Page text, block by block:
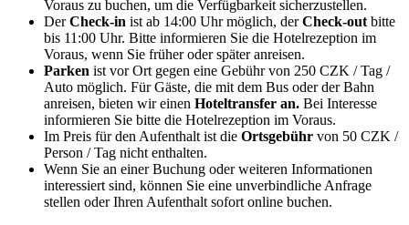
Voraus zu buchen, um die Verfügbarkeit sicherzustellen.
DerCheck-in ist ab 14:00 Uhr möglich, derCheck-out bitte
bis 11:00 Uhr. Bitte informieren Sie die Hotelrezeption im
Voraus, wenn Sie früher oder später anreisen.
Parken ist vor Ort gegen eine Gebühr von 250 CZK / Tag /
Auto möglich. Für Gäste, die mit dem Bus oder der Bahn
anreisen, bieten wir einen Hoteltransfer an. Bei Interesse
informieren Sie bitte die Hotelrezeption im Voraus.
Im Preis für den Aufenthalt ist die Ortsgebühr von 50 CZK /
Person / Tag nicht enthalten.
Wenn Sie an einer Buchung oder weiteren Informationen
interessiert sind, können Sie eine unverbindliche Anfrage
stellen oder Ihren Aufenthalt sofort online buchen.